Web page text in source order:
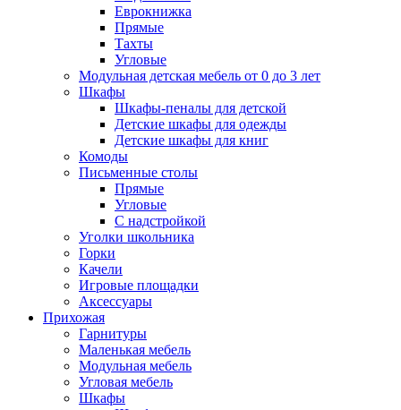
Еврокнижка
Прямые
Тахты
Угловые
Модульная детская мебель от 0 до 3 лет
Шкафы
Шкафы-пеналы для детской
Детские шкафы для одежды
Детские шкафы для книг
Комоды
Письменные столы
Прямые
Угловые
С надстройкой
Уголки школьника
Горки
Качели
Игровые площадки
Аксессуары
Прихожая
Гарнитуры
Маленькая мебель
Модульная мебель
Угловая мебель
Шкафы